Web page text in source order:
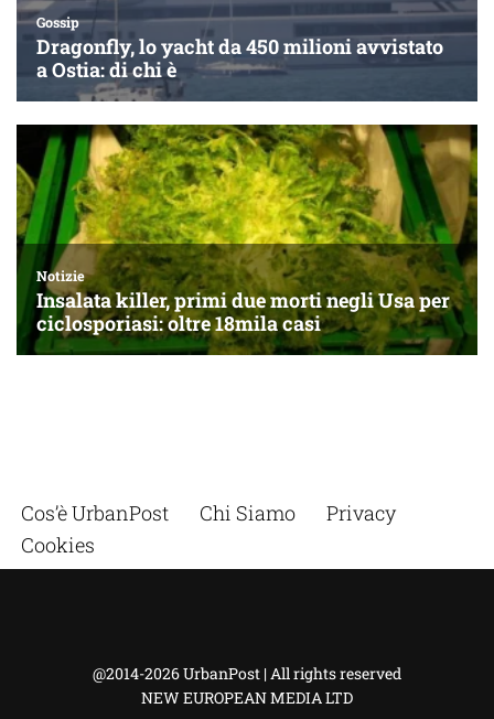
Cos’è UrbanPost Chi Siamo
Privacy
Cookies
@2014-2026 UrbanPost | All rights reserved
NEW EUROPEAN MEDIA LTD